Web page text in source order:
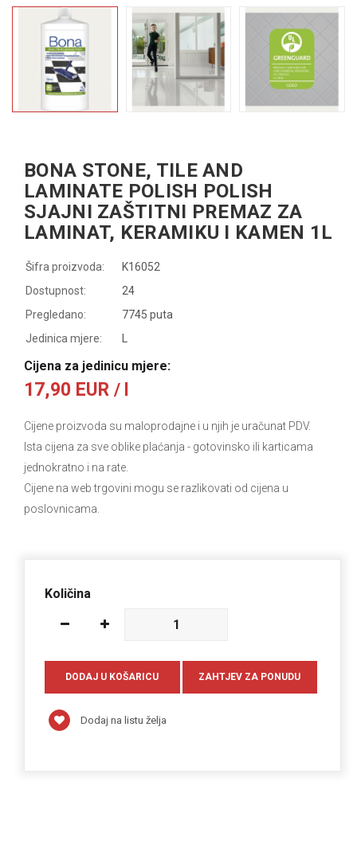
BONA STONE, TILE AND
LAMINATE POLISH POLISH
SJAJNI ZAŠTITNI PREMAZ ZA
LAMINAT, KERAMIKU I KAMEN 1L
Šifra proizvoda:
K16052
Dostupnost:
24
Pregledano:
7745 puta
Jedinica mjere:
Cijena za jedinicu mjere:
17,90 EUR / l
Cijene proizvoda su maloprodajne i u njih je uračunat PDV.
Ista cijena za sve oblike plaćanja - gotovinsko ili karticama
jednokratno i na rate.
Cijene na web trgovini mogu se razlikovati od cijena u
poslovnicama.
Količina
Dodaj na listu želja